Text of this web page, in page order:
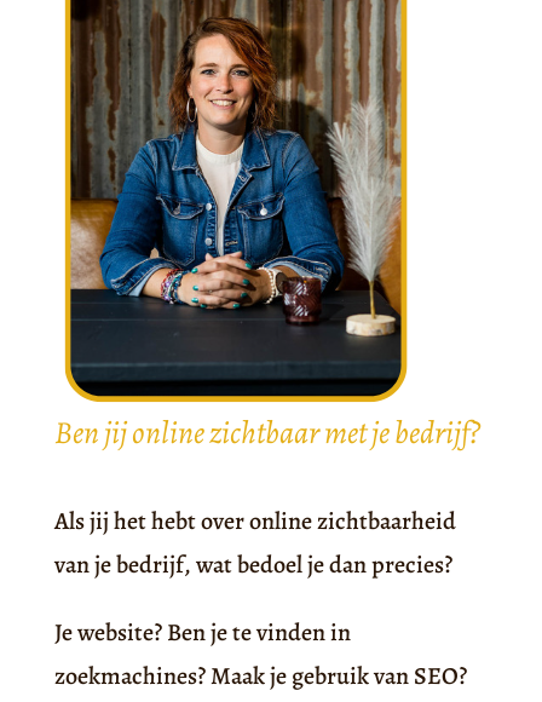
Ben jij online zichtbaar met je bedrijf?
Als jij het hebt over online zichtbaarheid
van je bedrijf, wat bedoel je dan precies?
Je website? Ben je te vinden in
zoekmachines? Maak je gebruik van SEO?